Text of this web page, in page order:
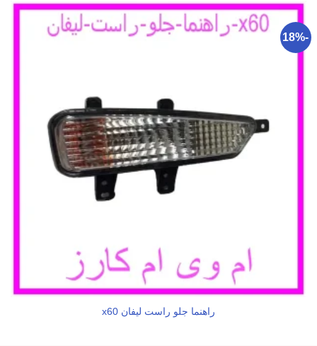
-18%
راهنما جلو راست لیفان x60